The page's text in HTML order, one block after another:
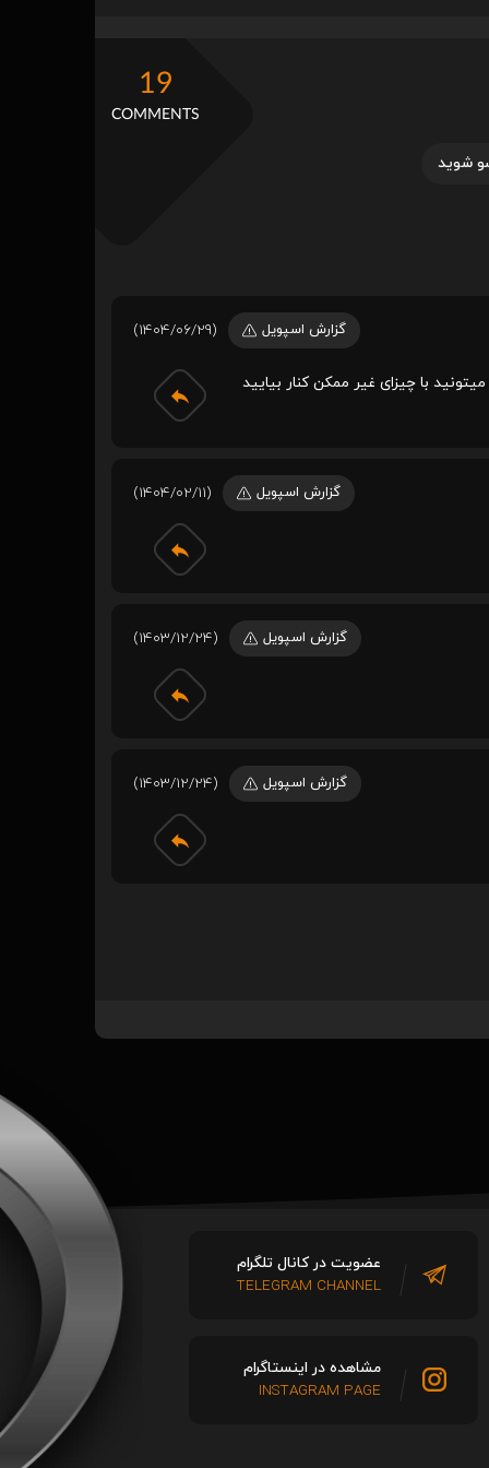
19
COMMENTS
شوید
گزارش اسپویل (1404/06/29)
با چیزای غیر ممکن کنار بیایید
گزارش اسپویل (1404/02/11)
گزارش اسپویل (1403/12/24)
گزارش اسپویل (1403/12/24)
کریس ایوانز منتشر شد
عضویت در کانال تلگرام
TELEGRAM CHANNEL
مشاهده در اینستاگرام
INSTAGRAM PAGE